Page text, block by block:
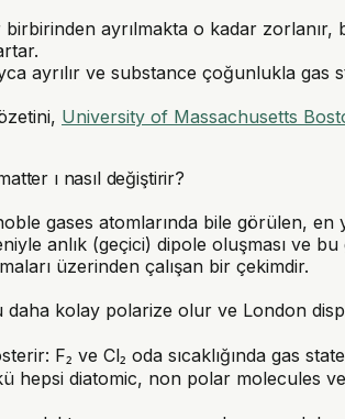
ayrılmakta o kadar zorlanır,
ayrılır ve substance çoğunlukla gas
University of Massachusetts
ı nasıl değiştirir?
gases atomlarında bile görülen,
anlık (geçici) dipole oluşması ve
üzerinden çalışan bir çekimdir.
daha kolay polarize olur ve London
F₂ ve Cl₂ oda sıcaklığında gas
diatomic, non polar molecules ve